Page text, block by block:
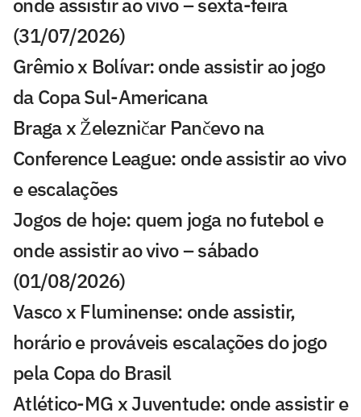
(31/07/2026)
Grêmio x Bolívar: onde assistir ao jogo
da Copa Sul-Americana
Braga x Železničar Pančevo na
Conference League: onde assistir ao vivo
e escalações
Jogos de hoje: quem joga no futebol e
onde assistir ao vivo – sábado
(01/08/2026)
Vasco x Fluminense: onde assistir,
horário e prováveis escalações do jogo
pela Copa do Brasil
Atlético-MG x Juventude: onde assistir e